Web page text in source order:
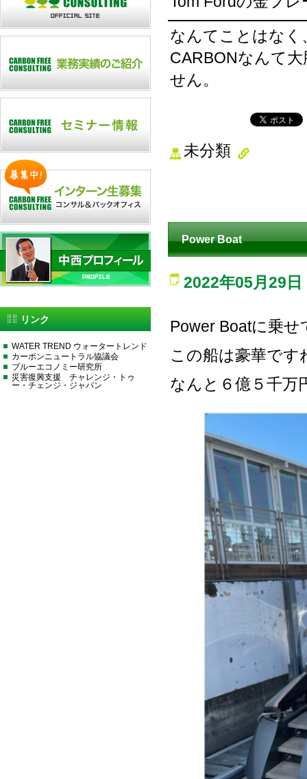
なんてことはなく
CARBONなんて
せん。
未分類
Power Boat
2022年05月29日
Power Boatに乗
この船は豪華です
なんと６億５千万
リンク
WATER TREND ウォータートレンド
カーボンニュートラル協議会
ブルーエコノミー研究所
災害復興支援 チャレンジ・トゥ
ー・チェンジ・ジャパン